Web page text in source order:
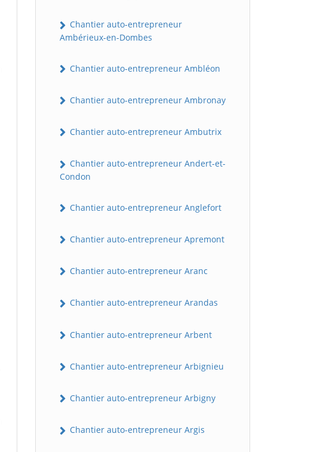
Chantier auto-entrepreneur
Ambérieux-en-Dombes
Chantier auto-entrepreneur Ambléon
Chantier auto-entrepreneur Ambronay
Chantier auto-entrepreneur Ambutrix
Chantier auto-entrepreneur Andert-et-
Condon
Chantier auto-entrepreneur Anglefort
Chantier auto-entrepreneur Apremont
Chantier auto-entrepreneur Aranc
Chantier auto-entrepreneur Arandas
Chantier auto-entrepreneur Arbent
Chantier auto-entrepreneur Arbignieu
Chantier auto-entrepreneur Arbigny
Chantier auto-entrepreneur Argis